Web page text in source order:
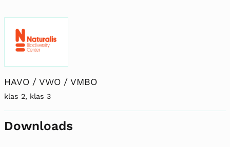
HAVO / VWO / VMBO
klas 2, klas 3
Downloads